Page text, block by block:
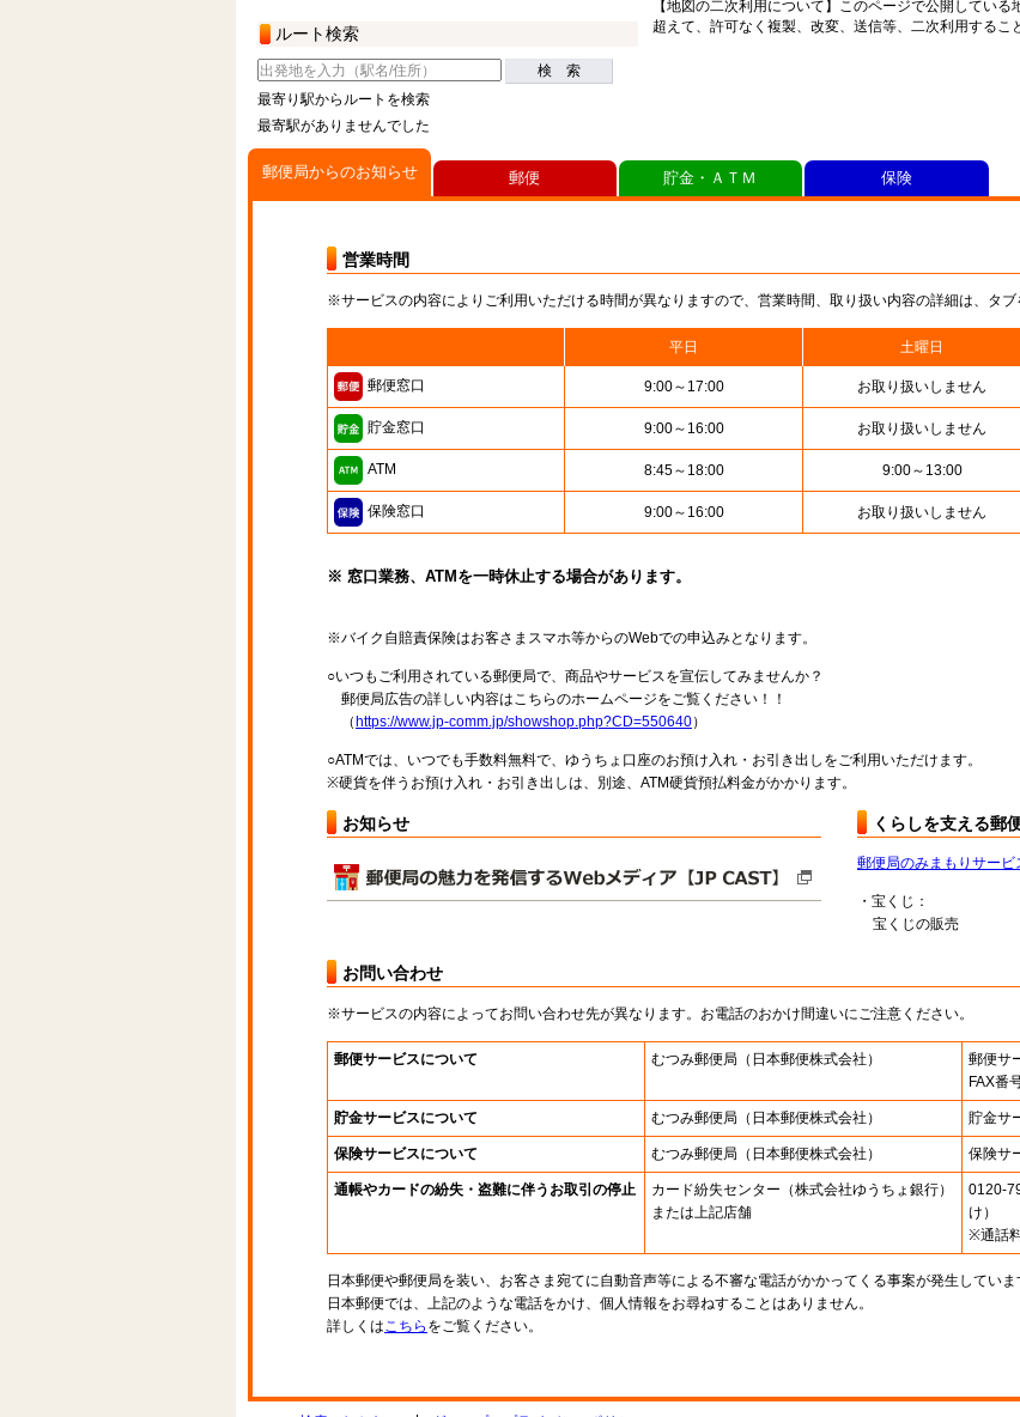
ルート検索
検 索
最寄り駅からルートを検索
最寄駅がありませんでした
【地図の二次利用について】このページで公開してい
超えて、許可なく複製、改変、送信等、二次利用するこ
郵便局からのお知らせ
営業時間
※サービスの内容によりご利用いただける時間が異なりますので、営業時間、取り扱い内容の詳細は、タブ
平日 土曜日
郵便窓口 9:00～17:00 お取り扱いしません
貯金窓口 9:00～16:00 お取り扱いしません
ATM 8:45～18:00 9:00～13:00
保険窓口 9:00～16:00 お取り扱いしません
※ 窓口業務、ATMを一時休止する場合があります。
※バイク自賠責保険はお客さまスマホ等からのWebでの申込みとなります。
○いつもご利用されている郵便局で、商品やサービスを宣伝してみませんか？
郵便局広告の詳しい内容はこちらのホームページをご覧ください！！
（ https://www.jp-comm.jp/showshop.php?CD=550640）
○ATMでは、いつでも手数料無料で、ゆうちょ口座のお預け入れ・お引き出しをご利用いただけます。
※硬貨を伴うお預け入れ・お引き出しは、別途、ATM硬貨預払料金がかかります。
お知らせ くらしを支える郵
郵便局のみまもりサービ
・宝くじ：
宝くじの販売
お問い合わせ
※サービスの内容によってお問い合わせ先が異なります。お電話のおかけ間違いにご注意ください。
郵便サービスについて むつみ郵便局 （日本郵便株式会社） 郵便サ
FAX番
貯金サービスについて むつみ郵便局 （日本郵便株式会社） 貯金サ
保険サービスについて むつみ郵便局 （日本郵便株式会社） 保険サ
通帳やカードの紛失・盗難に伴うお取引の停止 カード紛失センター （株式会社ゆうちょ銀行）
または上記店舗
0120-
け）
※通話
日本郵便や郵便局を装い、お客さま宛てに自動音声等による不審な電話がかかってくる事案が発生していま
日本郵便では、上記のような電話をかけ、個人情報をお尋ねすることはありません。
詳しくはこちら をご覧ください。
郵便 貯金・ＡＴＭ 保険